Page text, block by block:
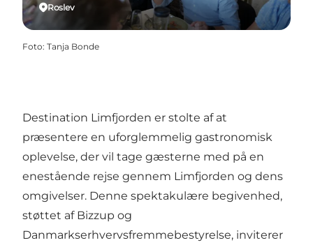
Roslev
Foto: Tanja Bonde
Destination Limfjorden er stolte af at
præsentere en uforglemmelig gastronomisk
oplevelse, der vil tage gæsterne med på en
enestående rejse gennem Limfjorden og dens
omgivelser. Denne spektakulære begivenhed,
støttet af Bizzup og
Danmarkserhvervsfremmebestyrelse, inviterer